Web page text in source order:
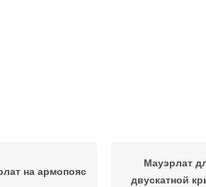
на армопояс
Мауэрлат
двускатной